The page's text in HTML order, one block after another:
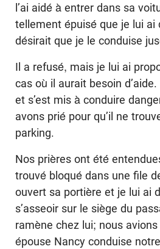
l’ai aidé à entrer dans sa
tellement épuisé que je lui ai
désirait que je le conduise
Il a refusé, mais je lui ai
cas où il aurait besoin
et s’est mis à conduire
avons prié pour qu’il ne
parking.
Nos prières ont été
trouvé bloqué dans une file
ouvert sa portière et je lui ai
s’asseoir sur le siège du
ramène chez lui; nous
épouse Nancy conduise